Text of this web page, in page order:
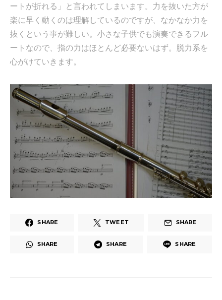
ートが折れる」と言われてしまいます。力を抜いた方が
楽に早く動くのは理解しているのですが、なかなか力を
抜くという事が難しい。小さな子供でも演奏できるフル
ートなので、指の力はほとんど必要ないはず。脱力系を
心がけていきます。
SHARE TWEET SHARE
SHARE SHARE SHARE